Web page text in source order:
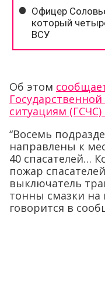
Об этом
ситуациям (ГСЧС)
“Восемь
направлены к
40 спасателей…
пожар
выключатель
тонны смазки на
говорится в